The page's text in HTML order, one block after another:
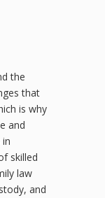
the
that
is why
and
skilled
law
and